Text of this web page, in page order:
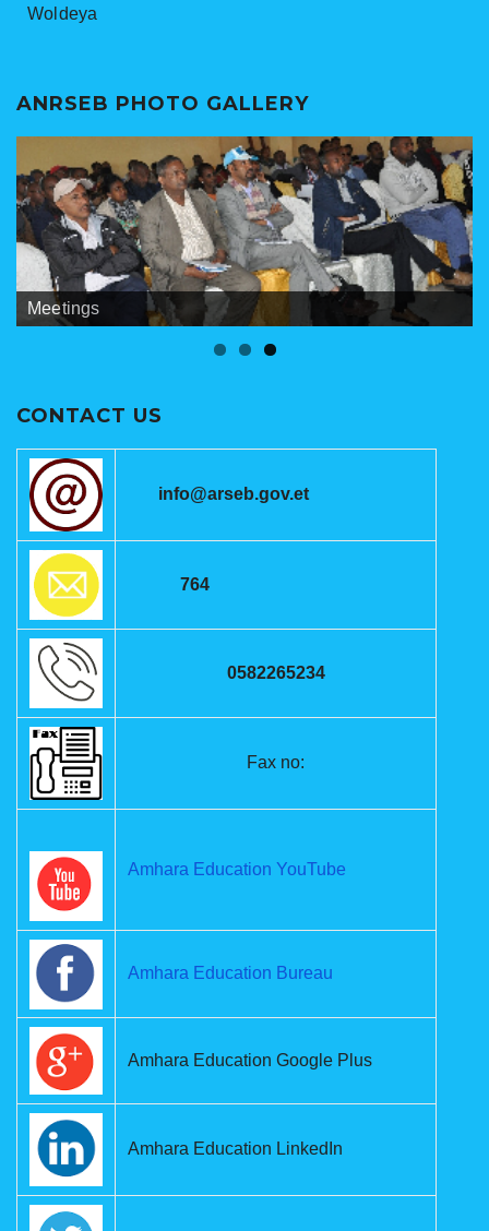
Woldeya
ANRSEB PHOTO GALLERY
ANRSEB Photo Gallery
Banners
Meetings
CONTACT US
info@arseb.gov.et
764
0582265234
Fax no:
Amhara Education YouTube
Amhara Education Bureau
Amhara Education Google Plus
Amhara Education LinkedIn